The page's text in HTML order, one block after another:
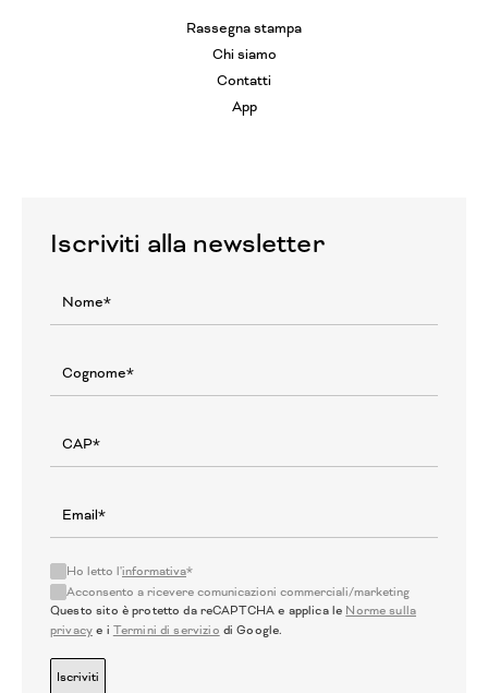
Rassegna stampa
Chi siamo
Contatti
App
Iscriviti alla newsletter
Ho letto l'informativa*
Acconsento a ricevere comunicazioni commerciali/marketing
Questo sito è protetto da reCAPTCHA e applica le Norme sulla
privacy e i Termini di servizio di Google.
Iscriviti